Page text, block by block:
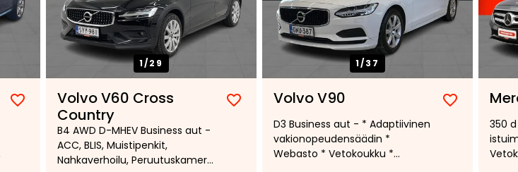
Lisää
suosikiksi
Poista
suosikeista
1/29
Volvo V60 Cross
Country
Lisää
suosikiksi
Poista
suosikeista
B4 AWD D-MHEV Business aut -
ACC, BLIS, Muistipenkit,
Nahkaverhoilu, Peruutuskamera,
1/37
Volvo V90
Lisää
suosikiksi
Poista
D3 Business aut - * Adaptiivinen
vakionopeudensäädin *
Webasto * Vetokoukku *
350